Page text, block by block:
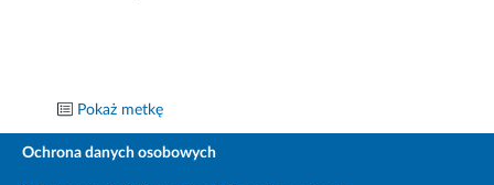
Pokaż metkę
Ochrona danych osobowych